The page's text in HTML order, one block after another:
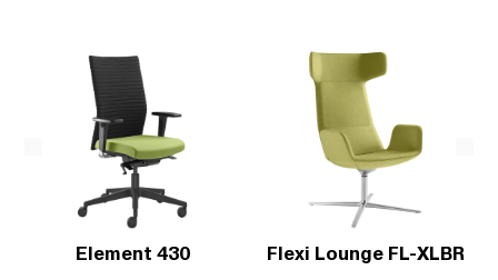
Element 430 Flexi Lounge FL-XLBR